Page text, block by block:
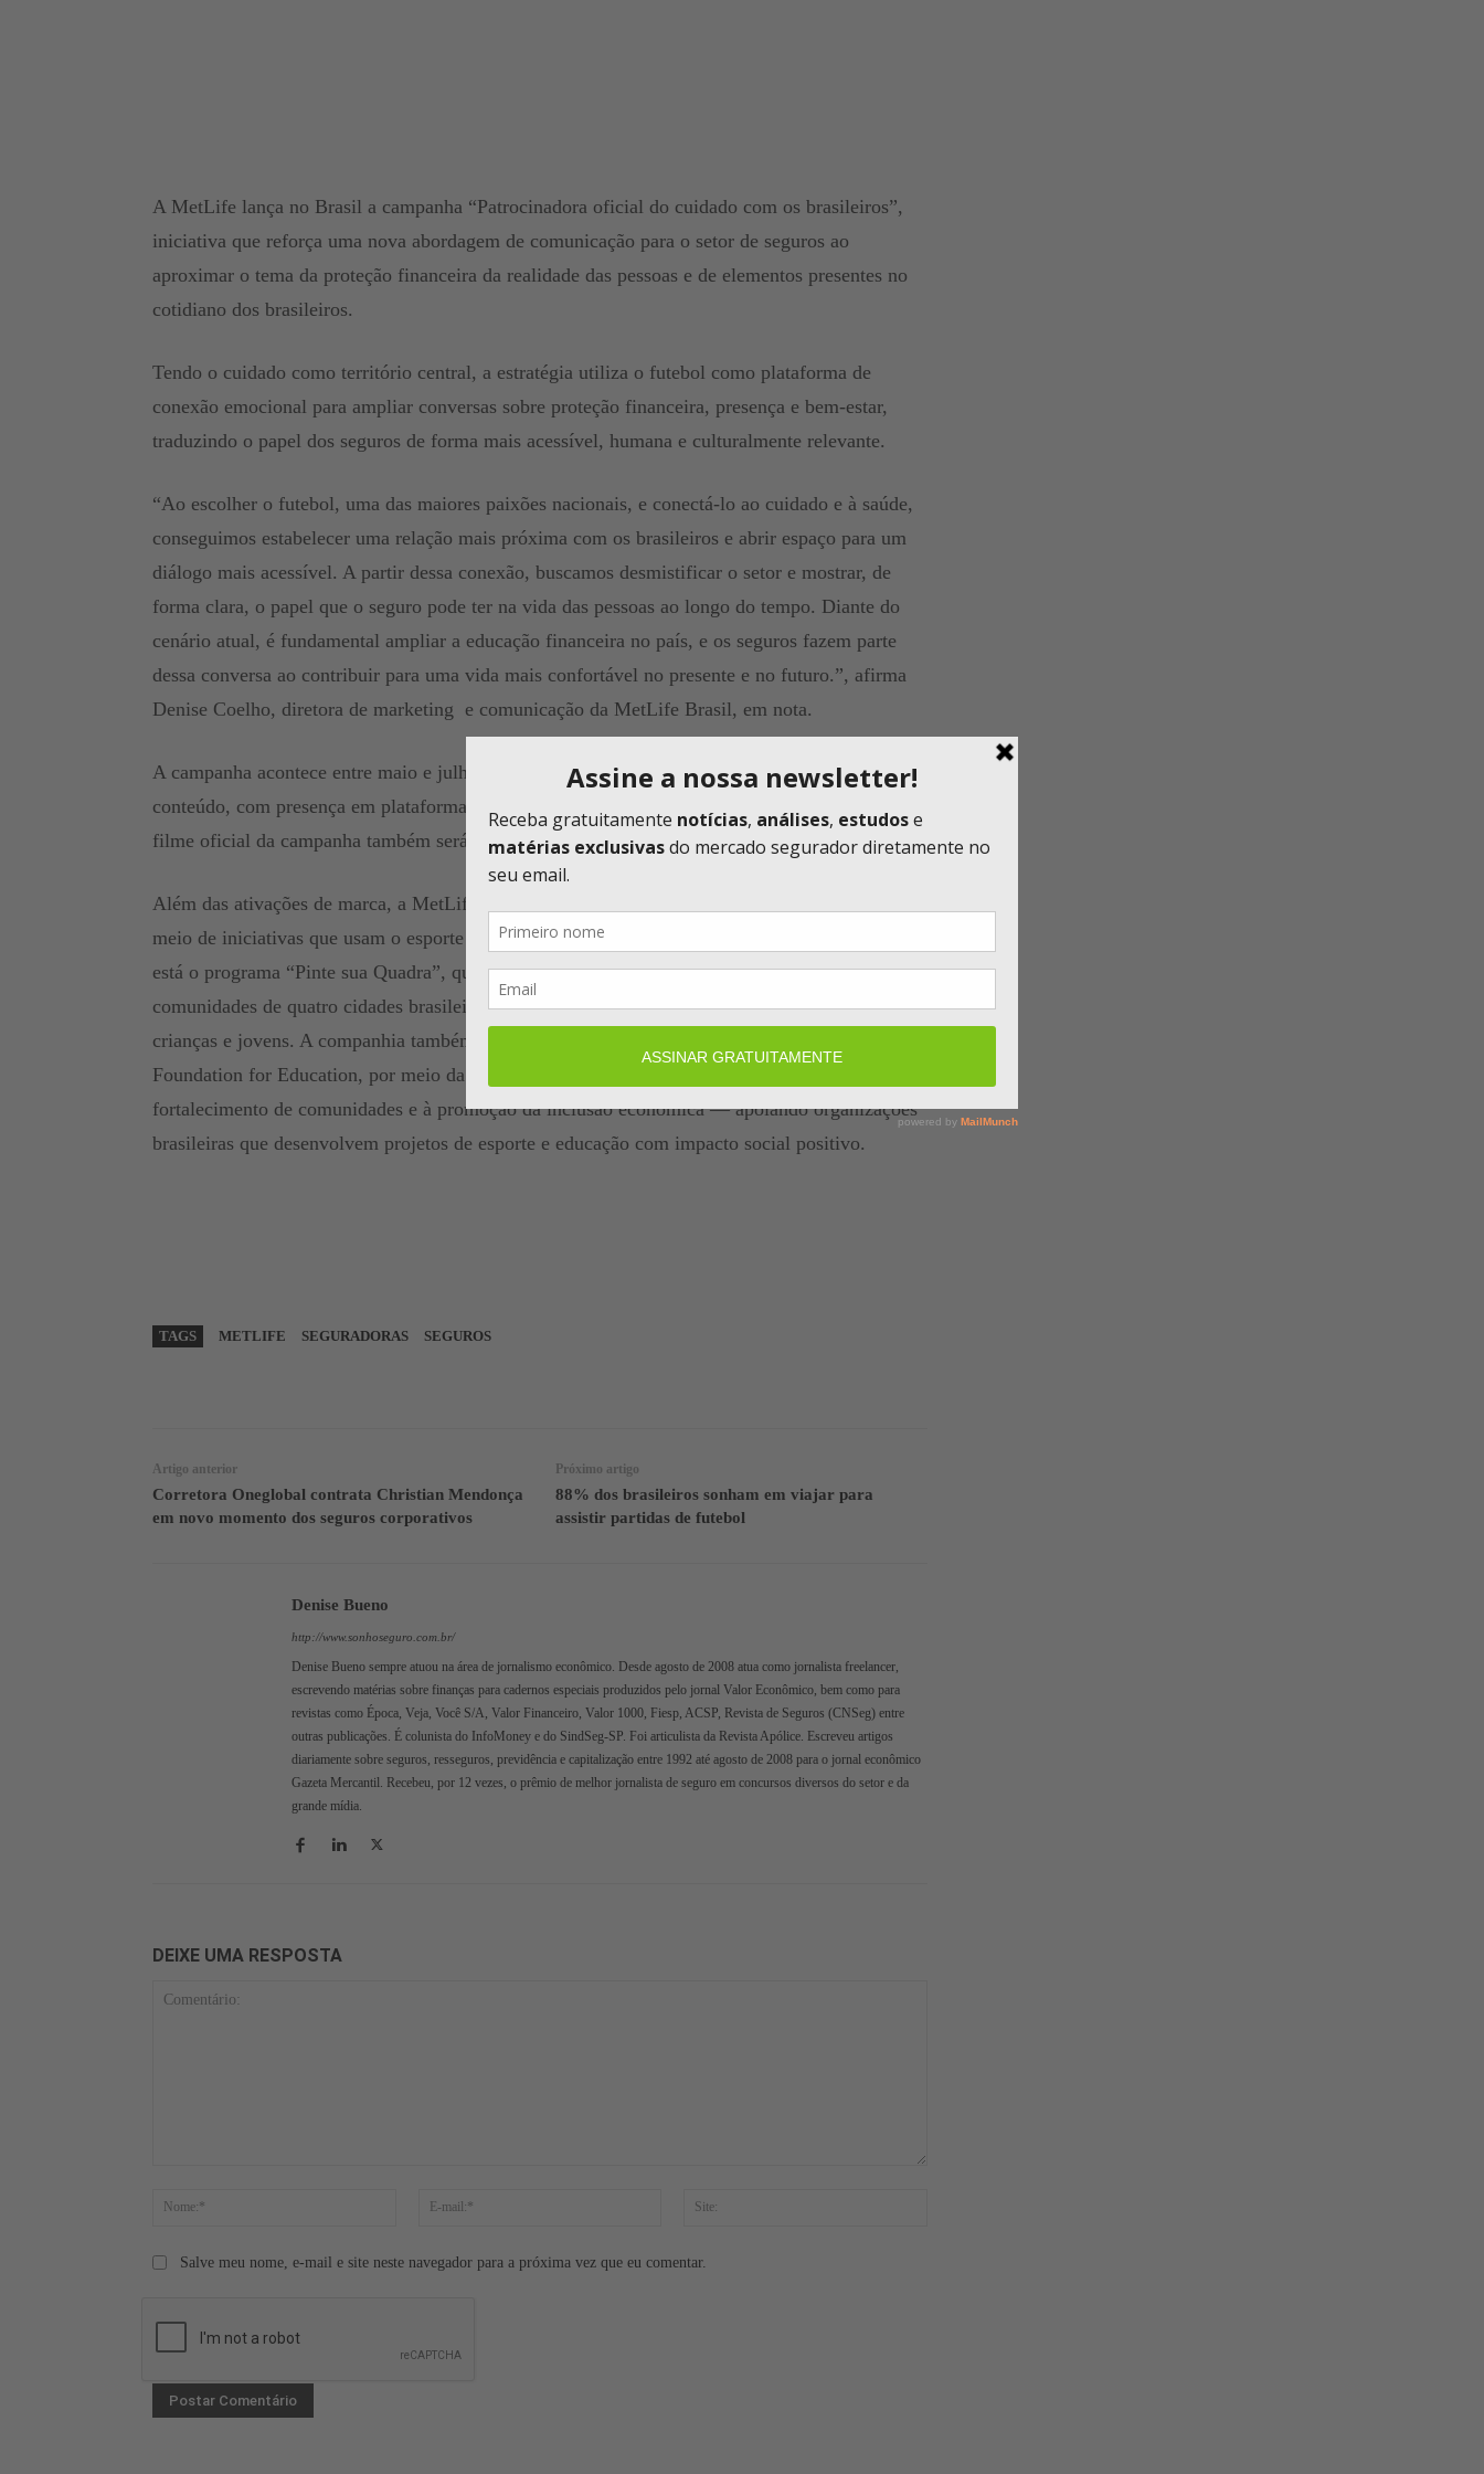
A MetLife lança no Brasil a campanha “Patrocinadora oficial do cuidado com os brasileiros”,
iniciativa que reforça uma nova abordagem de comunicação para o setor de seguros ao
aproximar o tema da proteção financeira da realidade das pessoas e de elementos presentes no
cotidiano dos brasileiros.
Tendo o cuidado como território central, a estratégia utiliza o futebol como plataforma de
conexão emocional para ampliar conversas sobre proteção financeira, presença e bem-estar,
traduzindo o papel dos seguros de forma mais acessível, humana e culturalmente relevante.
“Ao escolher o futebol, uma das maiores paixões nacionais, e conectá-lo ao cuidado e à saúde,
conseguimos estabelecer uma relação mais próxima com os brasileiros e abrir espaço para um
diálogo mais acessível. A partir dessa conexão, buscamos desmistificar o setor e mostrar, de
forma clara, o papel que o seguro pode ter na vida das pessoas ao longo do tempo. Diante do
cenário atual, é fundamental ampliar a educação financeira no país, e os seguros fazem parte
dessa conversa ao contribuir para uma vida mais confortável no presente e no futuro.”, afirma
Denise Coelho, diretora de marketing e comunicação da MetLife Brasil, em nota.
A campanha acontece entre maio e julho por meio de um ecossistema integrado de mídia e
conteúdo, com presença em plataformas como Instagram, Facebook, LinkedIn e Eletromídia. O
filme oficial da campanha também será exibido no C6 Fest, em maio.
Além das ativações de marca, a MetLife vem fortalecendo seu propósito de impacto social por
meio de iniciativas que usam o esporte como ferramenta de transformação e inclusão. Entre elas
está o programa “Pinte sua Quadra”, que promove a revitalização de quadras esportivas em
comunidades de quatro cidades brasileiras, criando espaços mais seguros e acolhedores para
crianças e jovens. A companhia também atua em parceria com a Global Citizen e a FIFA
Foundation for Education, por meio da MetLife Foundation organização dedicada ao
fortalecimento de comunidades e à promoção da inclusão econômica — apoiando organizações
brasileiras que desenvolvem projetos de esporte e educação com impacto social positivo.
TAGS METLIFE SEGURADORAS SEGUROS
Artigo anterior
Corretora Oneglobal contrata Christian Mendonça
em novo momento dos seguros corporativos
Próximo artigo
88% dos brasileiros sonham em viajar para
assistir partidas de futebol
Denise Bueno
http://www.sonhoseguro.com.br/
Denise Bueno sempre atuou na área de jornalismo econômico. Desde agosto de 2008 atua como jornalista freelancer,
escrevendo matérias sobre finanças para cadernos especiais produzidos pelo jornal Valor Econômico, bem como para
revistas como Época, Veja, Você S/A, Valor Financeiro, Valor 1000, Fiesp, ACSP, Revista de Seguros (CNSeg) entre
outras publicações. É colunista do InfoMoney e do SindSeg-SP. Foi articulista da Revista Apólice. Escreveu artigos
diariamente sobre seguros, resseguros, previdência e capitalização entre 1992 até agosto de 2008 para o jornal econômico
Gazeta Mercantil. Recebeu, por 12 vezes, o prêmio de melhor jornalista de seguro em concursos diversos do setor e da
grande mídia.
DEIXE UMA RESPOSTA
Nome:*
Salve meu nome, e-mail e site neste navegador para a próxima vez que eu comentar.